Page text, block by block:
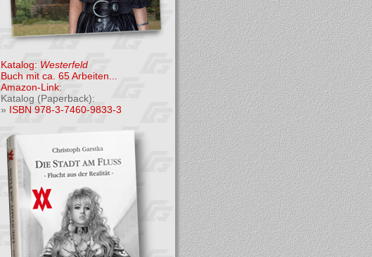
Katalog: Westerfeld
Buch mit ca. 65 Arbeiten...
Amazon-Link:
Katalog (Paperback):
» ISBN 978-3-7460-9833-3